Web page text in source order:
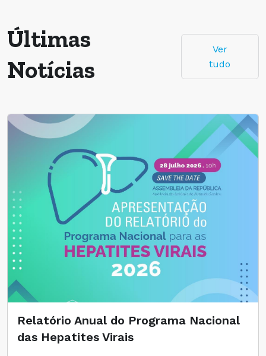
Últimas
Notícias
Ver
tudo
Relatório Anual do Programa Nacional
das Hepatites Virais